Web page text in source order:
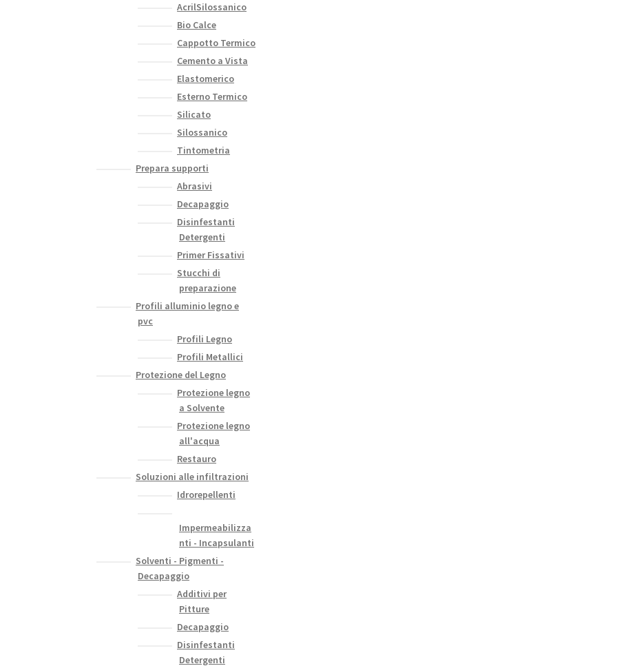
AcrilSilossanico
Bio Calce
Cappotto Termico
Cemento a Vista
Elastomerico
Esterno Termico
Silicato
Silossanico
Tintometria
Prepara supporti
Abrasivi
Decapaggio
Disinfestanti
Detergenti
Primer Fissativi
Stucchi di
preparazione
Profili alluminio legno e
pvc
Profili Legno
Profili Metallici
Protezione del Legno
Protezione legno
a Solvente
Protezione legno
all'acqua
Restauro
Soluzioni alle infiltrazioni
Idrorepellenti
Impermeabilizza
nti - Incapsulanti
Solventi - Pigmenti -
Decapaggio
Additivi per
Pitture
Decapaggio
Disinfestanti
Detergenti